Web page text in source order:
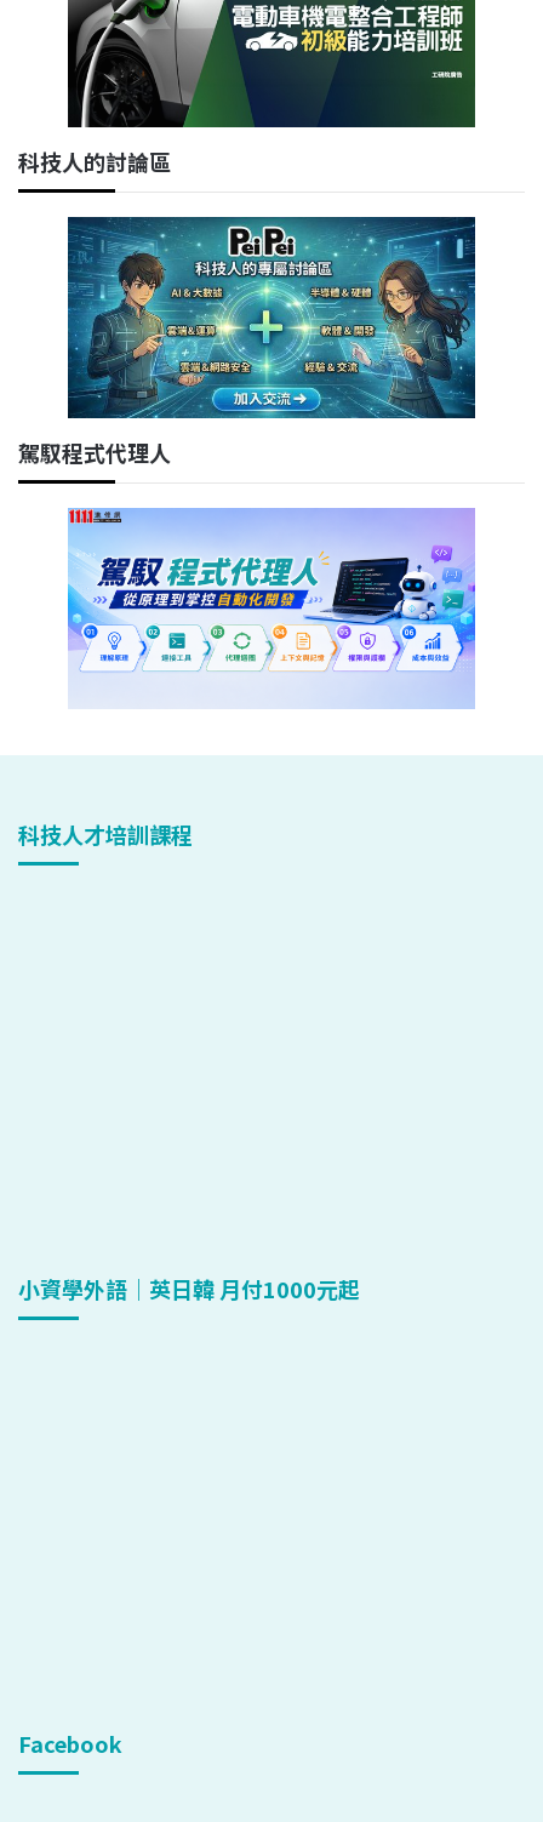
科技人的討論區
駕馭程式代理人
科技人才培訓課程
小資學外語｜英日韓 月付1000元起
Facebook